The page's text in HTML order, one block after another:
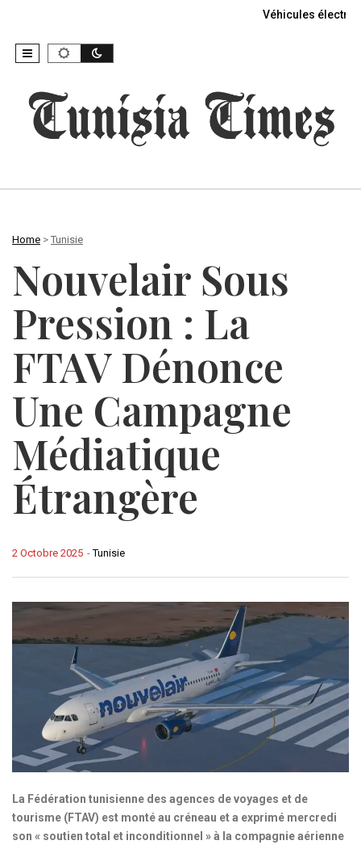
Véhicules
Home > Tunisie
Nouvelair Sous
Pression : La
FTAV Dénonce
Une Campagne
Médiatique
Étrangère
-Tunisie
2 Octobre 2025
La Fédération tunisienne des agences de voyages et de
tourisme (FTAV) est monté au créneau et a exprimé mercredi
son « soutien total et inconditionnel » à la compagnie aérienne